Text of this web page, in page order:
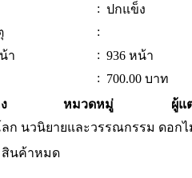
: ปกแข็ง
:
า
: 936 หน้า
: 700.00 บาท
หมวดหมู่
ผู้แ
ก นวนิยายและวรรณกรรม ดอก
สินค้าหมด